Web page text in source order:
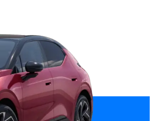
Allestiti
Persone
zero
TUTTI
Station Wagon
Audi
Mercedes-Benz
Kia
VEDI TUTTI